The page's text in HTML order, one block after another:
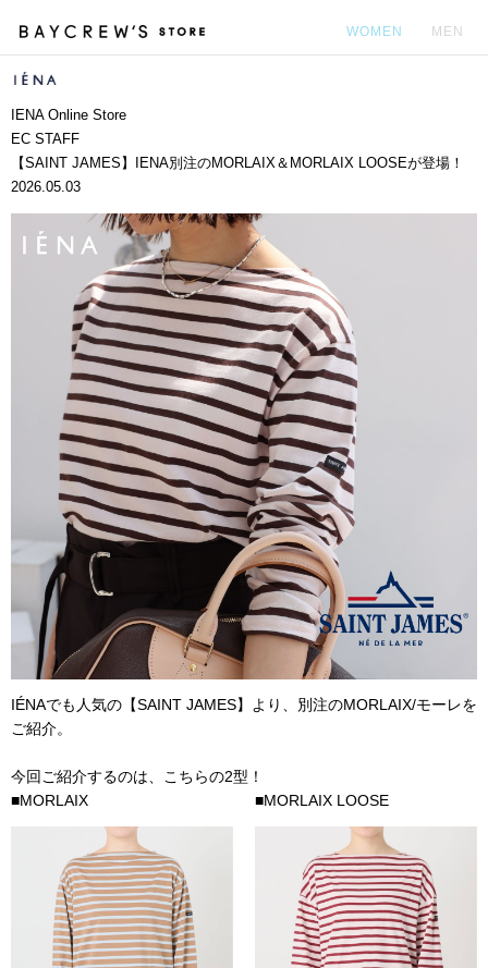
WOMEN MEN
IENA Online Store
EC STAFF
【SAINT JAMES】IENA別注のMORLAIX＆MORLAIX LOOSEが登場！
2026.05.03
IÉNAでも人気の【SAINT JAMES】より、別注のMORLAIX/モーレを
ご紹介。
今回ご紹介するのは、こちらの2型！
■MORLAIX ■MORLAIX LOOSE